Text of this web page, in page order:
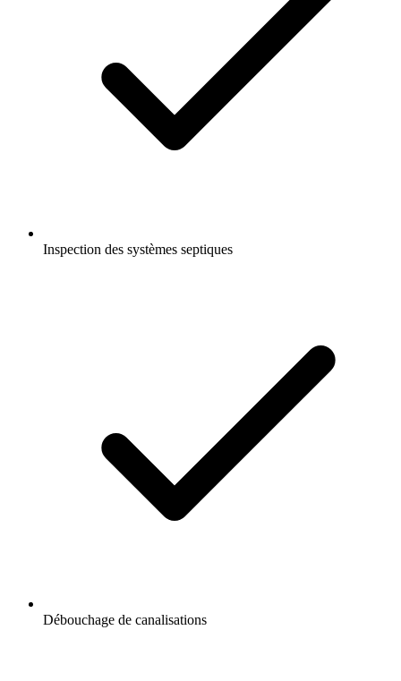
Inspection des systèmes septiques
Débouchage de canalisations